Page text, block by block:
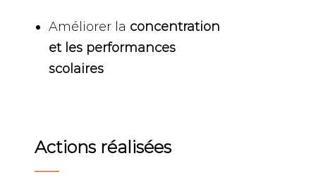
Améliorer la concentration
et les performances
scolaires
Actions réalisées